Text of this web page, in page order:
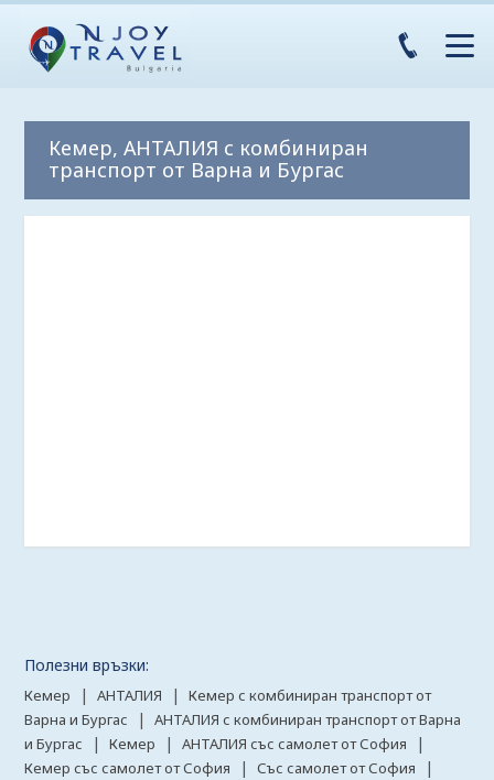
Кемер, АНТАЛИЯ с комбиниран
транспорт от Варна и Бургас
Полезни връзки:
Кемер |АНТАЛИЯ |Кемер с комбиниран транспорт от
Варна и Бургас
|АНТАЛИЯ с комбиниран транспорт от Варна
и Бургас
|Кемер |АНТАЛИЯ със самолет от София |
Кемер със самолет от София |Със самолет от София |